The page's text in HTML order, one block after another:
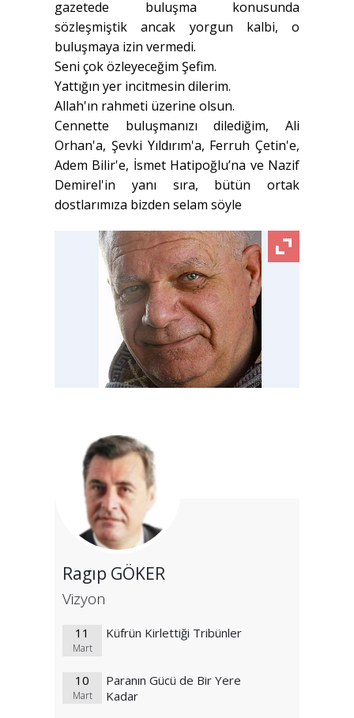
gazetede buluşma konusunda
sözleşmiştik ancak yorgun kalbi, o
buluşmaya izin vermedi.
Seni çok özleyeceğim Şefim.
Yattığın yer incitmesin dilerim.
Allah'ın rahmeti üzerine olsun.
Cennette buluşmanızı dilediğim, Ali
Orhan'a, Şevki Yıldırım'a, Ferruh Çetin'e,
Adem Bilir'e, İsmet Hatipoğlu’na ve Nazif
Demirel'in yanı sıra, bütün ortak
dostlarımıza bizden selam söyle
Ragıp GÖKER
Vizyon
11
Mart
Küfrün Kirlettiği Tribünler
10
Mart
Paranın Gücü de Bir Yere
Kadar